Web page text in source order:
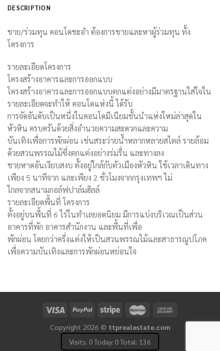
DESCRIPTION
ขาย/ร่วมทุน คอนโดชะอำ ต้องการขายและหาผู้ร่วมทุน ทั้ง
โครงการ
รายละเอียดโครงการ
โครงสร้างอาคารและการออกแบบ
โครงสร้างอาคารและการออกแบบตกแต่งอย่างมีมาตรฐานใส่ใจใน
รายละเอียดจะทำให้ คอนโดแห่งนี้ ได้รับ
การจัดอันดับเป็นหนึ่งในคอนโดมีเนียมชั้นนำแห่งใหม่ล่าสุดใน
หัวหิน ครบครันด้วยสิ่งอำนวยความสะดวกและความ
บันเทิงเพื่อการพักผ่อน เช่นสระว่ายน้ำหลากหลายสไตล์ รายล้อม
ด้วยสวนพรรณไม้ซึ่งตกแต่งอย่างร่มรื่น และทางลง
ชายหาดอันเงียบสงบ ตั้งอยู่ใกล้กับตัวเมืองหัวหิน ใช้เวลาเดินทาง
เพียง 5 นาทีจาก และเพียง 2 ชั่วโมงจากกรุงเทพฯ ไม่
ไกลจากสนามกอล์ฟปาล์มฮิลล์
รายละเอียดพื้นที่ โครงการ
ตั้งอยู่บนพื้นที่ 6 ไร่ในทำเลยอดนิยม มีการแบ่งบริเวณเป็นส่วน
อาคารที่พัก อาคารสำนักงาน และพื้นที่เพื่อ
พักผ่อน โดยกว่าครึ่งแต่งให้เป็นสวนพรรณไม้และสาธารณูปโภค
เพื่อความบันเทิงและการพักผ่อนหย่อนใจ
Copyright 2026 © ttprealestate.com
Visits: 0 Today: 0 Total: 136